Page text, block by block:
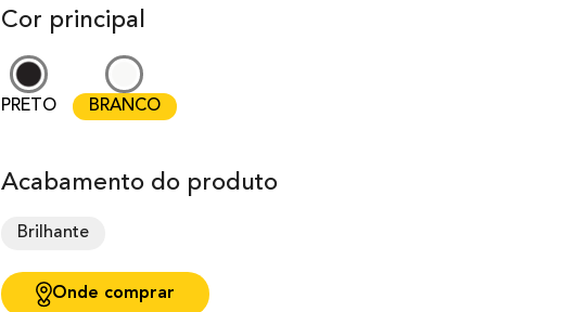
Cor principal
PRETO BRANCO
Acabamento do produto
Brilhante
Onde comprar